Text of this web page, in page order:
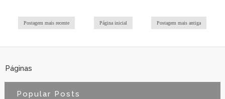
Postagem mais recente Postagem mais antiga
Página inicial
Páginas
Popular Posts